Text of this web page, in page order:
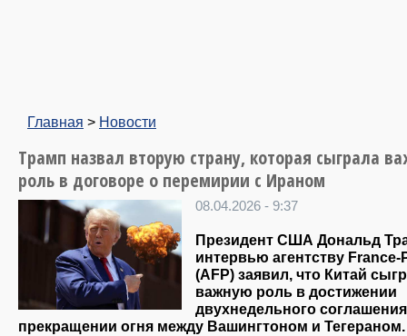
Главная > Новости
Трамп назвал вторую страну, которая сыграла
роль в договоре о перемирии с Ираном
08.04.2026 - 9:37
Президент США Дональд
интервью агентству France-
(AFP) заявил, что Китай
важную роль в достижении
двухнедельного
прекращении огня между Вашингтоном и Тегераном.